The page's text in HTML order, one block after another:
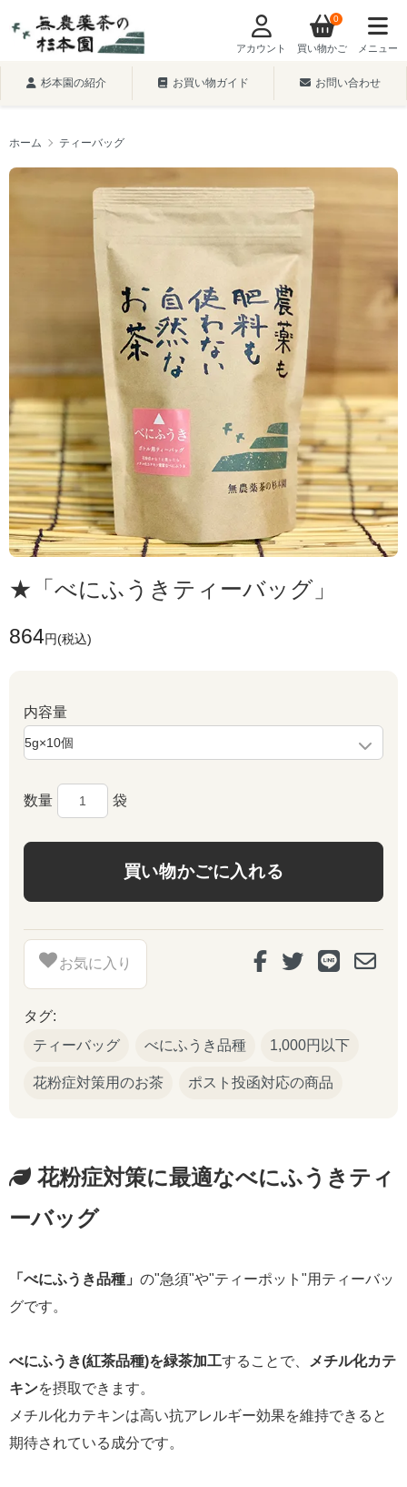
アカウント 買い物かご
0
メニュー
杉本園の紹介 お買い物ガイド お問い合わせ
ホーム ティーバッグ
★「べにふうきティーバッグ」
864円(税込)
内容量
数量 袋
お気に入り
タグ:
ティーバッグ
べにふうき品種 1,000円以下
花粉症対策用のお茶 ポスト投函対応の商品
花粉症対策に最適なべにふうきティ
ーバッグ
「べにふうき品種」 の"急須"や"ティーポット"用ティーバッ
グです。
べにふうき(紅茶品種)を緑茶加工することで、
メチル化カテ
キンを摂取できます。
メチル化カテキンは高い抗アレルギー効果を維持できると
期待されている成分です。